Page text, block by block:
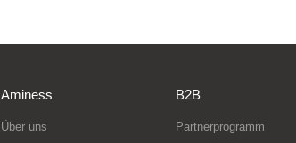
Aminess
Über uns
B2B
Partnerprogramm